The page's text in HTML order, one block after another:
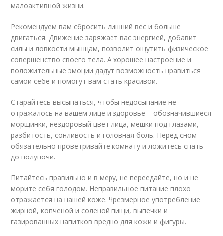
малоактивной жизни.
Рекомендуем вам сбросить лишний вес и больше
двигаться. Движение заряжает вас энергией, добавит
силы и ловкости мышцам, позволит ощутить физическое
совершенство своего тела. А хорошее настроение и
положительные эмоции дадут возможность нравиться
самой себе и помогут вам стать красивой.
Старайтесь высыпаться, чтобы недосыпание не
отражалось на вашем лице и здоровье – обозначившиеся
морщинки, нездоровый цвет лица, мешки под глазами,
разбитость, сонливость и головная боль. Перед сном
обязательно проветривайте комнату и ложитесь спать
до полуночи.
Питайтесь правильно и в меру, не переедайте, но и не
морите себя голодом. Неправильное питание плохо
отражается на нашей коже. Чрезмерное употребление
жирной, копченой и соленой пищи, выпечки и
газированных напитков вредно для кожи и фигуры.